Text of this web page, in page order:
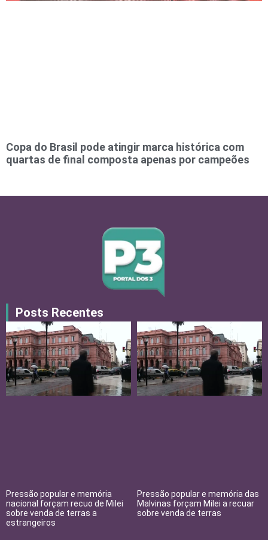
Copa do Brasil pode atingir marca histórica com
quartas de final composta apenas por campeões
Posts Recentes
Pressão popular e memória
nacional forçam recuo de Milei
sobre venda de terras a
estrangeiros
Pressão popular e memória das
Malvinas forçam Milei a recuar
sobre venda de terras